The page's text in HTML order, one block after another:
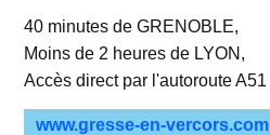
40 minutes de GRENOBLE,
Moins de 2 heures de LYON,
Accès direct par l'autoroute A51
www.gresse-en-vercors.com